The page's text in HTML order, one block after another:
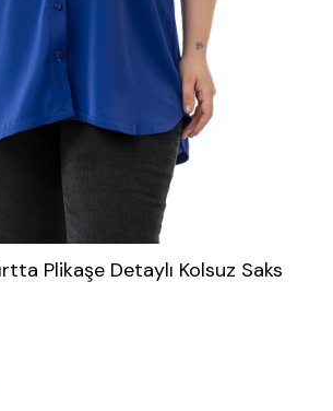
Plikaşe Detaylı Kolsuz Saks